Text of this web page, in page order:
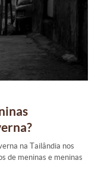
na Tailândia nos
de meninas e meninas